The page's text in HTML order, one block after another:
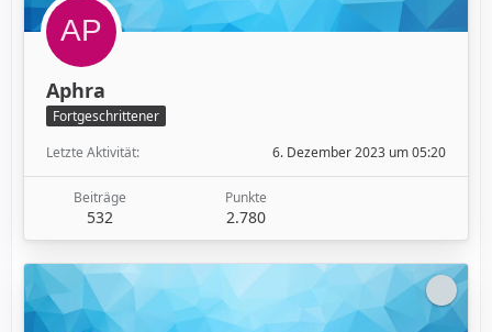
Aphra
Fortgeschrittener
Letzte Aktivität
6. Dezember 2023 um 05:20
Beiträge
532
Punkte
2.780